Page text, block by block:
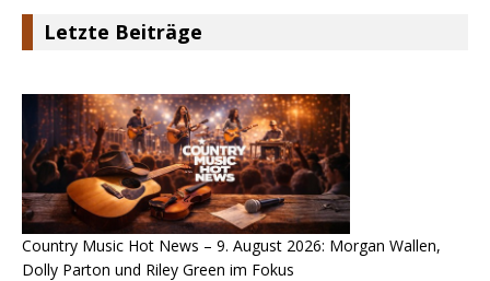
Letzte Beiträge
Country Music Hot News – 9. August 2026: Morgan Wallen,
Dolly Parton und Riley Green im Fokus